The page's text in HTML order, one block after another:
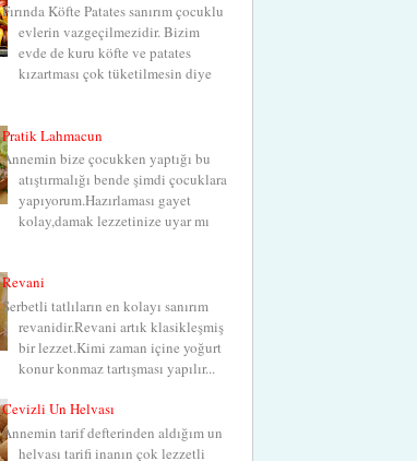
Fırında Köfte Patates sanırım çocuklu
evlerin vazgeçilmezidir. Bizim
evde de kuru köfte ve patates
kızartması çok tüketilmesin diye
Pratik Lahmacun
Annemin bize çocukken yaptığı bu
atıştırmalığı bende şimdi çocuklara
yapıyorum.Hazırlaması gayet
kolay,damak lezzetinize uyar mı
Revani
Şerbetli tatlıların en kolayı sanırım
revanidir.Revani artık klasikleşmiş
bir lezzet.Kimi zaman içine yoğurt
konur konmaz tartışması yapılır...
Cevizli Un Helvası
Annemin tarif defterinden aldığım un
helvası tarifi inanın çok lezzetli